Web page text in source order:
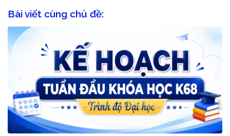
Bài viết cùng chủ đề: